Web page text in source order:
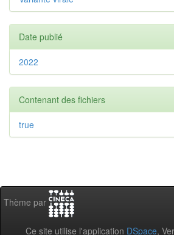
Date publié
2022
Contenant des fichiers
true
Thème par
Ce site utilise l'application DSpace,